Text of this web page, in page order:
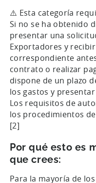
⚠️ Esta categoría
Si no se ha obtenido
presentar una
Exportadores y
correspondiente
contrato o realizar
dispone de un plazo
los gastos y
Los requisitos de
los procedimientos
[2]
Por qué esto es
que crees:
Para la mayoría de